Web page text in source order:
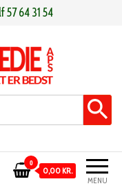
57 64 31 54
når det er bedst
MENU
0
0,00 KR.